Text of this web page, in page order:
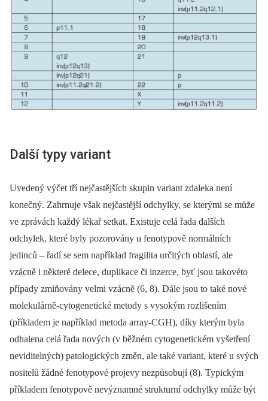
Další typy variant
Uvedený výčet tří nejčastějších skupin variant zdaleka není
konečný. Zahrnuje však nejčastější odchylky, se kterými se může
ve zprávách každý lékař setkat. Existuje celá řada dalších
odchylek, které byly pozorovány u fenotypově normálních
jedinců –⁠ řadí se sem například fragilita určitých oblastí, ale
vzácně i některé delece, duplikace či inzerce, byť jsou takovéto
případy zmiňovány velmi vzácně (6, 8). Dále jsou to také nové
molekulárně-cytogenetické metody s vysokým rozlišením
(příkladem je například metoda array-CGH), díky kterým byla
odhalena celá řada nových (v běžném cytogenetickém vyšetření
neviditelných) patologických změn, ale také variant, které u svých
nositelů žádné fenotypové projevy nezpůsobují (8). Typickým
příkladem fenotypově nevýznamné strukturní odchylky může být